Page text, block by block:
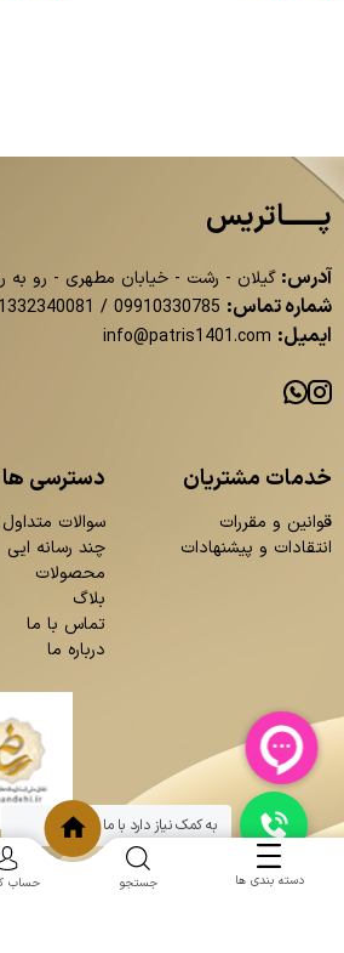
پــــــاتریس
آدرس: گیلان - رشت - خیابان مطهری - رو به
شماره تماس: 09910330785
/
ایمیل: info@patris1401.com
خدمات مشتریان
قوانین و مقررات
انتقادات و پیشنهادات
دسترسی ها
سوالات متداول
چند رسانه ایی
محصولات
بلاگ
تماس با ما
درباره ما
دسته بندی ها جستجو حساب
به کمک نیاز دارد با ما چت کنید